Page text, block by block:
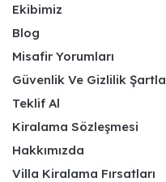
Ekibimiz
Blog
Misafir Yorumları
Güvenlik Ve Gizlilik
Teklif Al
Kiralama Sözleşmesi
Hakkımızda
Villa Kiralama Fırsatları